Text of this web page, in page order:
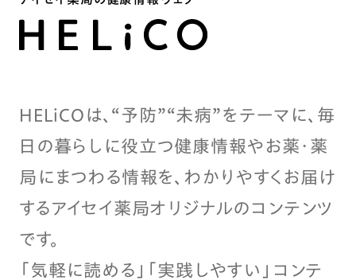
HELiCOは、“予防”“未病”をテーマに、毎
日の暮らしに役立つ健康情報やお薬・薬
局にまつわる情報を、わかりやすくお届け
するアイセイ薬局オリジナルのコンテンツ
です。
「気軽に読める」「実践しやすい」コンテ